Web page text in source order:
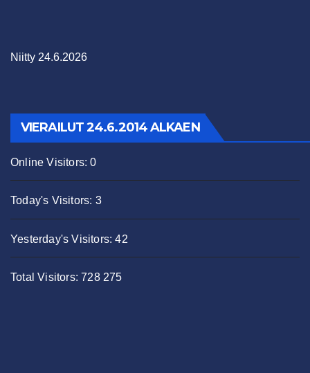
Niitty 24.6.2026
VIERAILUT 24.6.2014 ALKAEN
Online Visitors:0
Today's Visitors: 3
Yesterday's Visitors:42
Total Visitors:728 275